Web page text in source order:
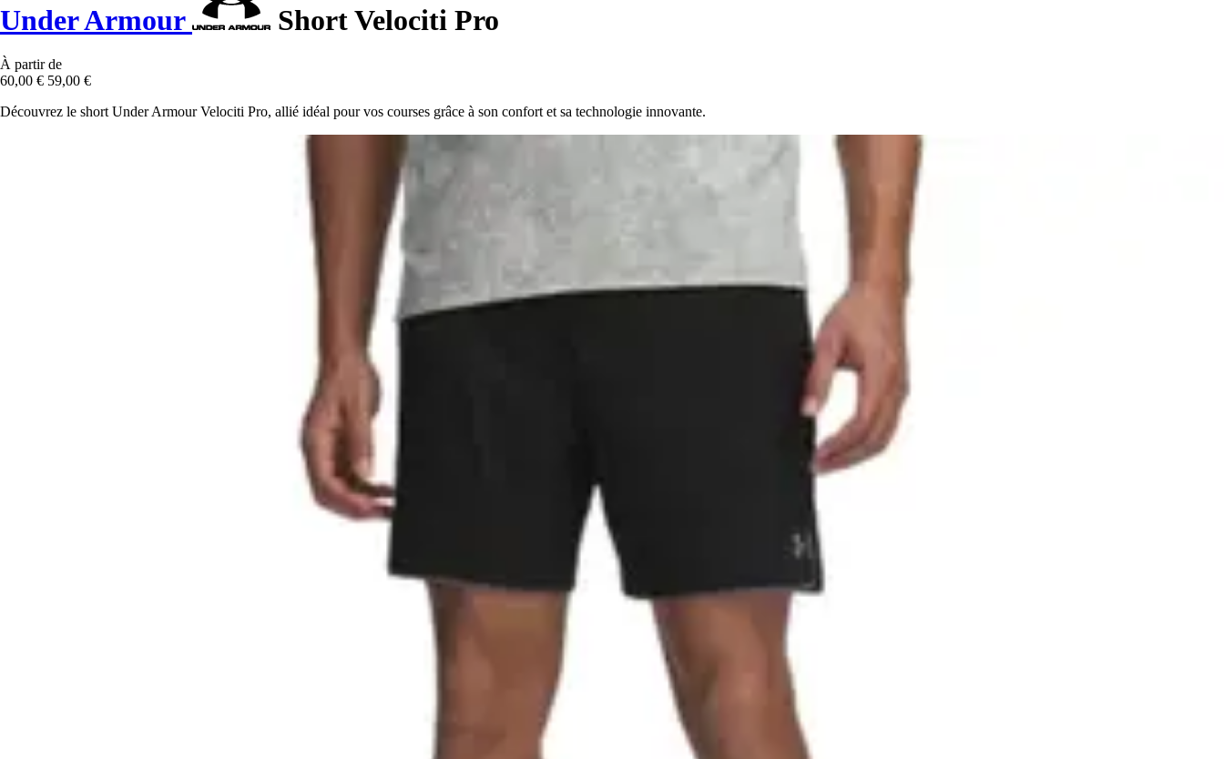
Under Armour Short Velociti Pro
À partir de
60,00 € 59,00 €
Découvrez le short Under Armour Velociti Pro, allié idéal pour vos courses grâce à son confort et sa technologie innovante.